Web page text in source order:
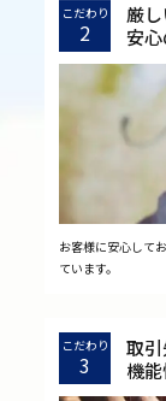
こだわり
2
厳
安
お客様に安心して
ています。
こだわり
3
取
機